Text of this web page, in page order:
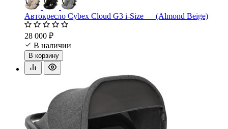
Автокресло Cybex Cloud G3 i-Size — (Almond Beige)
28 000 ₽
В наличии
В корзину